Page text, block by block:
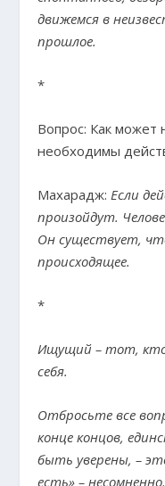
движемся в
прошлое.
*
Вопрос: Как может
необходимы
Махарадж:Если
произойдут.
Он существует,
происходящее.
*
Ищущий – тот, кто
себя.
Отбросьте все
конце концов,
быть уверены, –
есть» –